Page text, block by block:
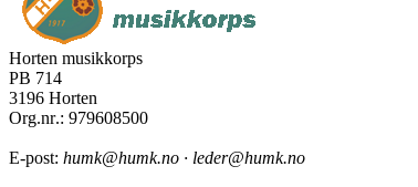
Horten musikkorps
PB 714
3196 Horten
Org.nr.: 979608500
E-post: humk@humk.no · leder@humk.no